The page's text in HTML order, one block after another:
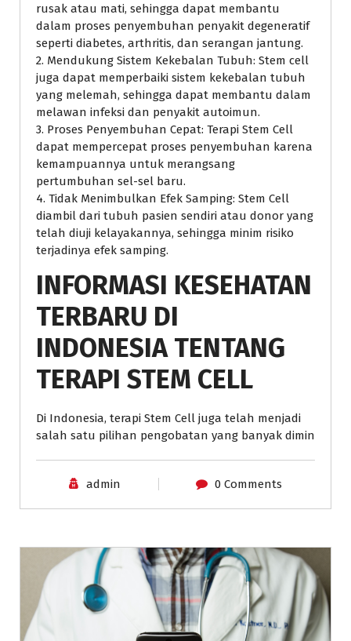
rusak atau mati, sehingga dapat membantu
dalam proses penyembuhan penyakit degeneratif
seperti diabetes, arthritis, dan serangan jantung.
2. Mendukung Sistem Kekebalan Tubuh: Stem cell
juga dapat memperbaiki sistem kekebalan tubuh
yang melemah, sehingga dapat membantu dalam
melawan infeksi dan penyakit autoimun.
3. Proses Penyembuhan Cepat: Terapi Stem Cell
dapat mempercepat proses penyembuhan karena
kemampuannya untuk merangsang
pertumbuhan sel-sel baru.
4. Tidak Menimbulkan Efek Samping: Stem Cell
diambil dari tubuh pasien sendiri atau donor yang
telah diuji kelayakannya, sehingga minim risiko
terjadinya efek samping.
INFORMASI KESEHATAN
TERBARU DI
INDONESIA TENTANG
TERAPI STEM CELL
Di Indonesia, terapi Stem Cell juga telah menjadi
salah satu pilihan pengobatan yang banyak dimin
admin 0 Comments